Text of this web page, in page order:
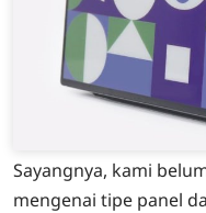
Sayangnya, kami
mengenai tipe panel